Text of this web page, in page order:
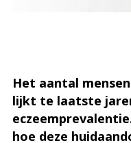
Het aantal
lijkt te laatste
hoe deze